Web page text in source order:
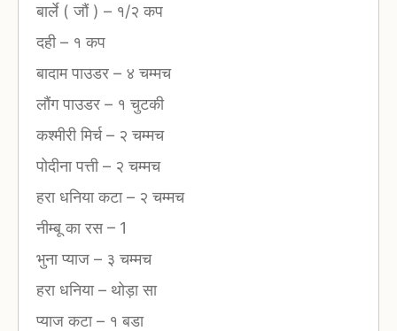
बार्ले ( जौं ) – १/२ कप
दही– १ कप
बादाम पाउडर – ४ चम्मच
लौंग पाउडर – १ चुटकी
कश्मीरी मिर्च– २ चम्मच
पोदीना पत्ती– २ चम्मच
हरा धनिया कटा– २ चम्मच
नीम्बू का रस– 1
भुना प्याज – ३ चम्मच
हरा धनिया– थोड़ा सा
प्याज कटा– १ बडा